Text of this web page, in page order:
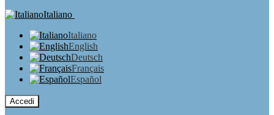
Italiano
Italiano
English
Deutsch
Français
Español
Accedi